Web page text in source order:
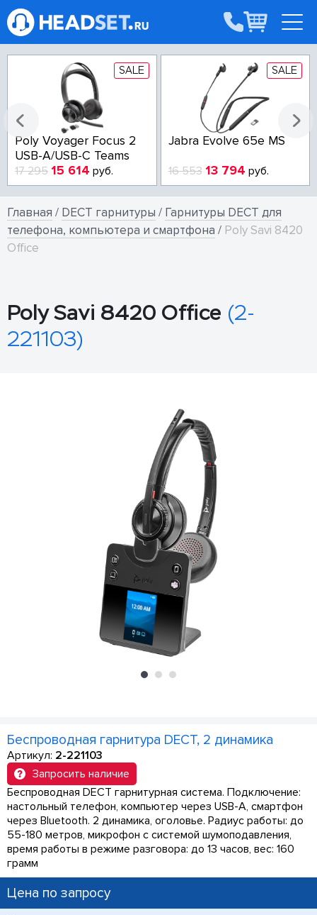
SALE
Poly Voyager Focus 2
USB-A/USB-C Teams
17 295 15 614 руб.
SALE
Jabra Evolve 65e MS
16 553 13 794 руб.
Главная / DECT гарнитуры / Гарнитуры DECT для
телефона, компьютера и смартфона / Poly Savi 8420
Office
Poly Savi 8420 Office (2-
221103)
Беспроводная гарнитура DECT, 2 динамика
Артикул: 2-221103
Запросить наличие
Беспроводная DECT гарнитурная система. Подключение:
настольный телефон, компьютер через USB-A, смартфон
через Bluetooth. 2 динамика, оголовье. Радиус работы: до
55-180 метров, микрофон с системой шумоподавления,
время работы в режиме разговора: до 13 часов, вес: 160
грамм
Цена по запросу